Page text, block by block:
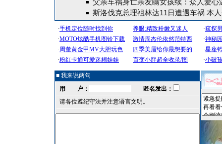
父亲车祸身亡亲友瞒女孩续：众人爱心
斯洛伐克总理祖林达11日遭遇车祸 本
■ 我来说两句
用 户：
匿名发出：
请各位遵纪守法并注意语言文明。